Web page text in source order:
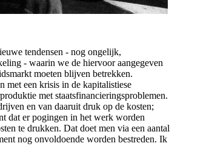
tendensen - nog ongelijk,
- waarin we de hiervoor aangegeven
moeten blijven betrekken.
met een krisis in de kapitalistiese
met staatsfinancieringsproblemen.
en van daaruit druk op de kosten;
dat er pogingen in het werk worden
te drukken. Dat doet men via een aantal
nog onvoldoende worden bestreden. Ik